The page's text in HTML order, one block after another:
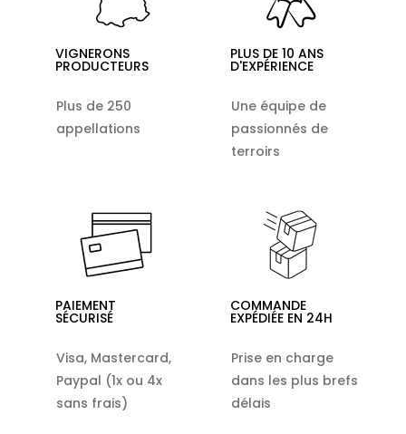
VIGNERONS
PRODUCTEURS
Plus de 250
appellations
PLUS DE 10 ANS
D'EXPÉRIENCE
Une équipe de
passionnés de
terroirs
PAIEMENT
SÉCURISÉ
Visa, Mastercard,
Paypal (1x ou 4x
sans frais)
COMMANDE
EXPÉDIÉE EN 24H
Prise en charge
dans les plus brefs
délais